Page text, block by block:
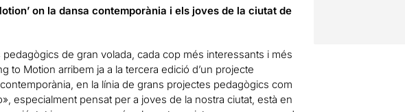
on la dansa contemporània i els joves de la ciutat de
de gran volada, cada cop més interessants i més
to Motion arribem ja a la tercera edició d’un projecte
en la línia de grans projectes pedagògics com
especialment pensat per a joves de la nostra ciutat, està en